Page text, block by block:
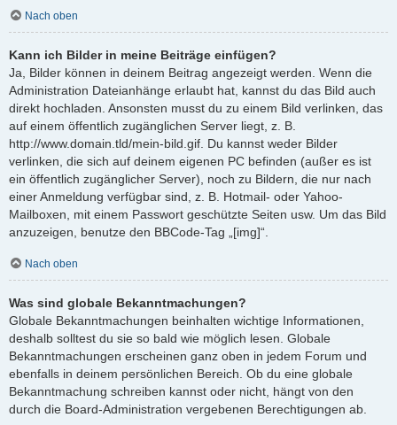
Nach oben
Kann ich Bilder in meine Beiträge einfügen?
Ja, Bilder können in deinem Beitrag angezeigt werden. Wenn die
Administration Dateianhänge erlaubt hat, kannst du das Bild auch
direkt hochladen. Ansonsten musst du zu einem Bild verlinken, das
auf einem öffentlich zugänglichen Server liegt, z. B.
http://www.domain.tld/mein-bild.gif. Du kannst weder Bilder
verlinken, die sich auf deinem eigenen PC befinden (außer es ist
ein öffentlich zugänglicher Server), noch zu Bildern, die nur nach
einer Anmeldung verfügbar sind, z. B. Hotmail- oder Yahoo-
Mailboxen, mit einem Passwort geschützte Seiten usw. Um das Bild
anzuzeigen, benutze den BBCode-Tag „[img]“.
Nach oben
Was sind globale Bekanntmachungen?
Globale Bekanntmachungen beinhalten wichtige Informationen,
deshalb solltest du sie so bald wie möglich lesen. Globale
Bekanntmachungen erscheinen ganz oben in jedem Forum und
ebenfalls in deinem persönlichen Bereich. Ob du eine globale
Bekanntmachung schreiben kannst oder nicht, hängt von den
durch die Board-Administration vergebenen Berechtigungen ab.